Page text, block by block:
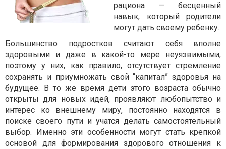
рациона — бесценный
навык, который родители
могут дать своему ребенку.
Большинство подростков считают себя вполне
здоровыми и даже в какой-то мере неуязвимыми,
поэтому у них, как правило, отсутствует стремление
сохранять и приумножать свой “капитал” здоровья на
будущее. В то же время дети этого возраста обычно
открыты для новых идей, проявляют любопытство и
интерес ко внешнему миру, постоянно находятся в
поиске своего пути и учатся делать самостоятельный
выбор. Именно эти особенности могут стать крепкой
основой для формирования здорового отношения к